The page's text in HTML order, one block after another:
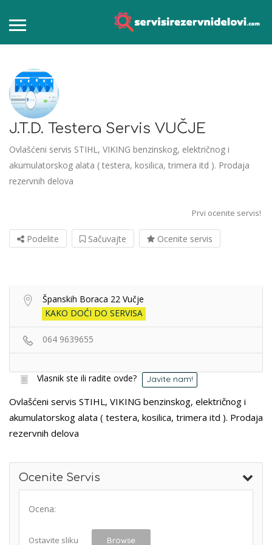
J.T.D. Testera Servis VUČJE
Ovlašćeni servis STIHL, VIKING benzinskog, električnog i
akumulatorskog alata ( testera, kosilica, trimera itd ). Prodaja
rezervnih delova
Prvi ocenite servis!
Podelite Sačuvajte Ocenite servis
Španskih Boraca 22 Vučje
KAKO DOĆI DO SERVISA
064 9639655
Vlasnik ste ili radite ovde? Javite nam!
Ovlašćeni servis STIHL, VIKING benzinskog, električnog i
akumulatorskog alata ( testera, kosilica, trimera itd ). Prodaja
rezervnih delova
Ocenite Servis
Ocena:
Ostavite sliku Browse